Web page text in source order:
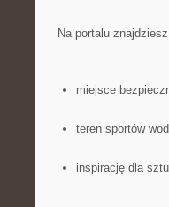
Na portalu
miejsce
teren sportów
inspirację dla